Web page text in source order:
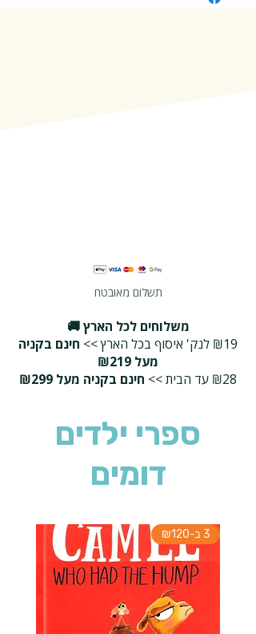
תשלום מאובטח
משלוחים לכל הארץ 🚚
₪19 לנק' איסוף בכל הארץ >>
חינם בקניה
מעל ₪219
₪28 עד הבית >>
חינם בקניה מעל ₪299
ספרי ילדים
דומים
3 ב-₪120